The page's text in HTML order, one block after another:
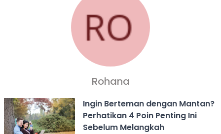
Rohana
Ingin Berteman dengan Mantan?
Perhatikan 4 Poin Penting Ini
Sebelum Melangkah